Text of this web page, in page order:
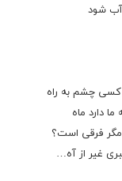
شود
چشم به راه
دارد ماه
فرقی است؟
غیر از آه…